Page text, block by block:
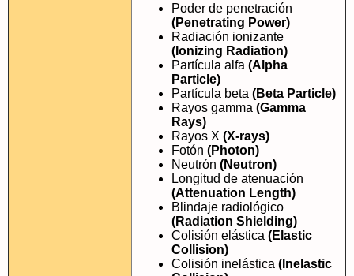
Poder de penetración
(Penetrating Power)
Radiación ionizante
(Ionizing Radiation)
Partícula alfa (Alpha
Particle)
Partícula beta (Beta Particle)
Rayos gamma (Gamma
Rays)
Rayos X (X-rays)
Fotón (Photon)
Neutrón (Neutron)
Longitud de atenuación
(Attenuation Length)
Blindaje radiológico
(Radiation Shielding)
Colisión elástica (Elastic
Collision)
Colisión inelástica (Inelastic